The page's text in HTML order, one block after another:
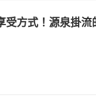
受方式！源泉掛流